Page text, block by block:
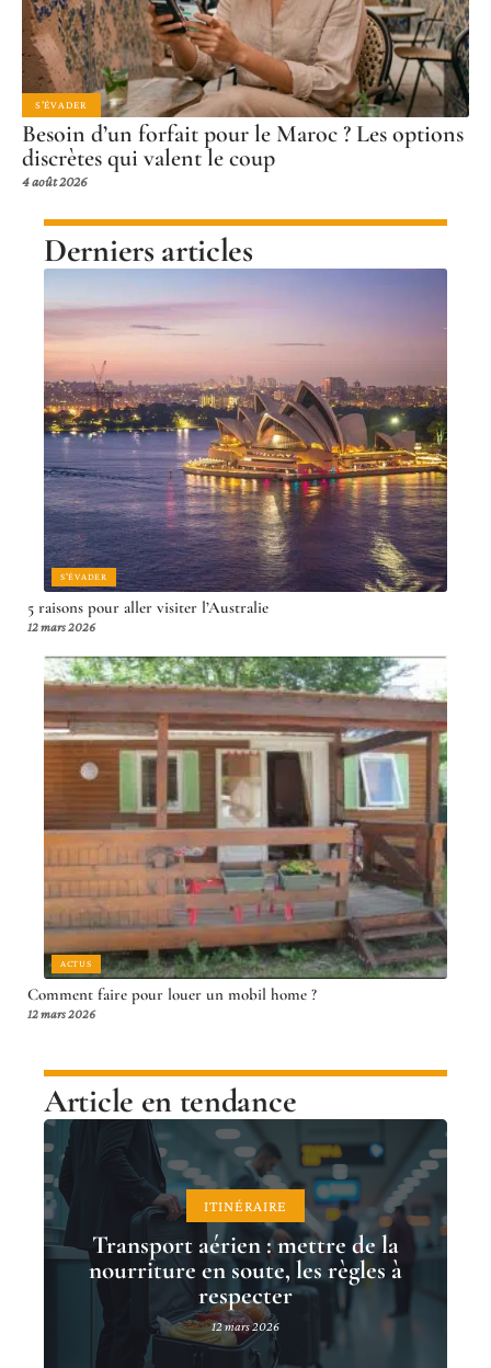
S'ÉVADER
Besoin d’un forfait pour le Maroc ? Les options
discrètes qui valent le coup
4 août 2026
Derniers articles
S'ÉVADER
5 raisons pour aller visiter l’Australie
12 mars 2026
ACTUS
Comment faire pour louer un mobil home ?
12 mars 2026
Article en tendance
ITINÉRAIRE
Transport aérien : mettre de la
nourriture en soute, les règles à
respecter
12 mars 2026